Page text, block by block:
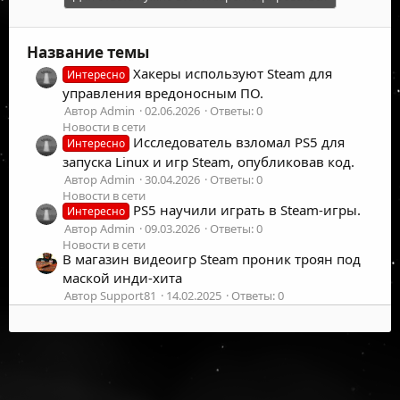
:
Название темы
Интересно Хакеры используют Steam для
управления вредоносным ПО.
Автор Admin 02.06.2026
Ответы: 0
Новости в сети
Интересно Исследователь взломал PS5 для
запуска Linux и игр Steam, опубликовав код.
Автор Admin 30.04.2026
Ответы: 0
Новости в сети
Интересно PS5 научили играть в Steam-игры.
Автор Admin 09.03.2026
Ответы: 0
Новости в сети
В магазин видеоигр Steam проник троян под
маской инди-хита
Автор Support81 14.02.2025
Ответы: 0
X
Ответы: 0